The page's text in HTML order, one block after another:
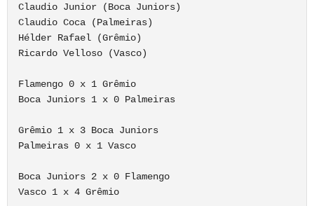
Claudio Junior (Boca Juniors)
Claudio Coca (Palmeiras)
Hélder Rafael (Grêmio)
Ricardo Velloso (Vasco)
Flamengo 0 x 1 Grêmio
Boca Juniors 1 x 0 Palmeiras
Grêmio 1 x 3 Boca Juniors
Palmeiras 0 x 1 Vasco
Boca Juniors 2 x 0 Flamengo
Vasco 1 x 4 Grêmio